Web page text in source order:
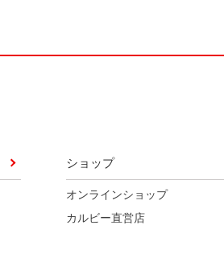
ショップ
オンラインショップ
カルビー直営店